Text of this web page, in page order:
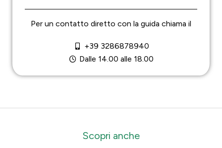
Per un contatto diretto con la guida chiama il
+39 3286878940
Dalle 14.00 alle 18.00
Scopri anche